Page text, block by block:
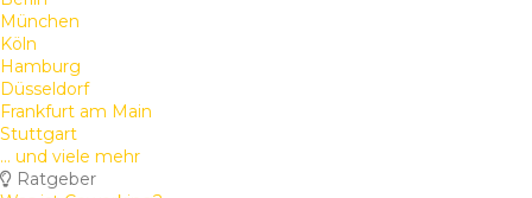
München
Köln
Hamburg
Düsseldorf
Frankfurt am Main
Stuttgart
... und viele mehr
Ratgeber